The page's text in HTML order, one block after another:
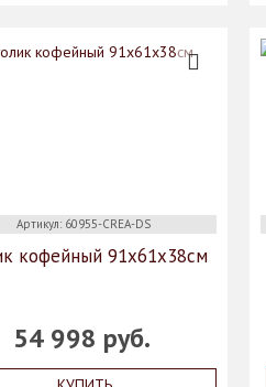
Артикул: 60955-CREA-DS
кофейный 91х61х38см
54 998 руб.